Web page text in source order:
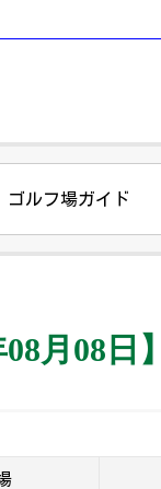
ゴルフ場ガイド
月08日】